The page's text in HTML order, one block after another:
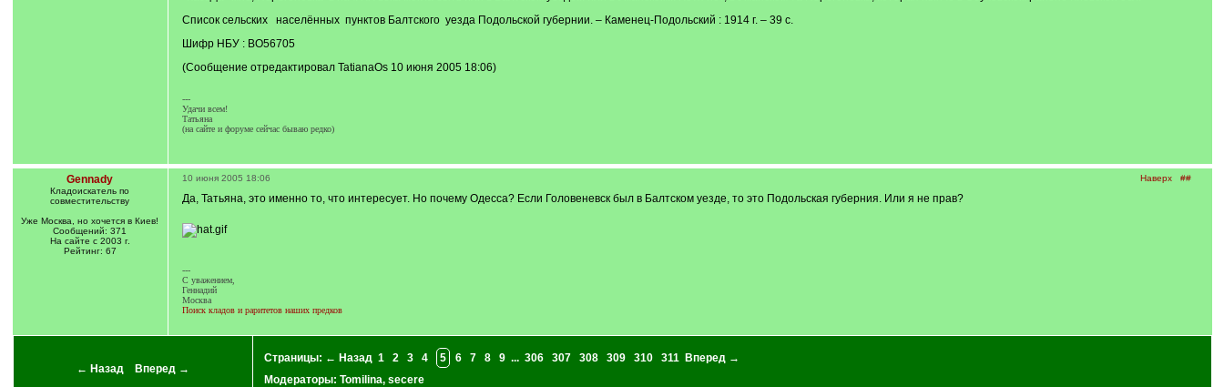
Список сельских населённых пунктов Балтского уезда Подольской губернии. – Каменец-Подольский : 1914 г. – 39 с.
Шифр НБУ : ВО56705
(Сообщение отредактировал TatianaOs 10 июня 2005 18:06)
---
Удачи всем!
Татьяна
(на сайте и форуме сейчас бываю редко)
Gennady
Кладоискатель по
совместительству
Уже Москва, но хочется в Киев!
Сообщений: 371
На сайте с 2003 г.
Рейтинг: 67
Наверх ##
10 июня 2005 18:06
Да, Татьяна, это именно то, что интересует. Но почему Одесса? Если Головеневск был в Балтском уезде, то это Подольская губерния. Или я не прав?
---
C уважением,
Геннадий
Москва
Поиск кладов и раритетов наших предков
← Назад Вперед →
Страницы: ← Назад 1 2 3 4 5 6 7 8 9 ... 306 307 308 309 310 311
Вперед →
Модераторы: Tomilina, secere